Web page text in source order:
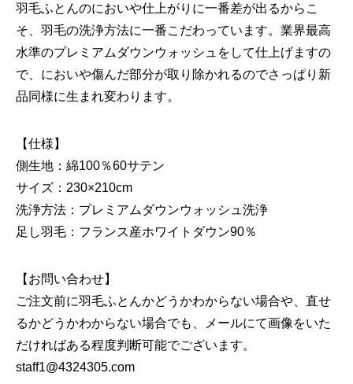
羽毛ふとんのにおいや仕上がりに一番差が出るからこ
そ、羽毛の洗浄方法に一番こだわっています。業界最高
水準のプレミアムダウンウォッシュをして仕上げますの
で、においや傷んだ部分が取り除かれるのでさっぱり新
品同様に生まれ変わります。
【仕様】
側生地：綿100％60サテン
サイズ：230×210cm
洗浄方法：プレミアムダウンウォッシュ洗浄
足し羽毛：フランス産ホワイトダウン90％
【お問い合わせ】
ご注文前に羽毛ふとんかどうかわからない場合や、直せ
るかどうかわからない場合でも、メールにて画像をいた
だければある程度判断可能でございます。
staff1@4324305.com